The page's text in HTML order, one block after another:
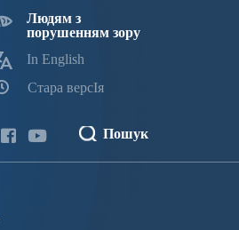
Людям з
порушенням зору
In English
Стара версІя
Пошук